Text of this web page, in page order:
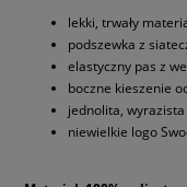
lekki, trwały
podszewka z
elastyczny pas z
boczne kieszenie
jednolita,
niewielkie logo